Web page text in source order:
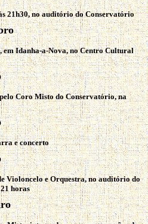
21h30, no auditório do Conservatório
em Idanha-a-Nova, no Centro Cultural
Coro Misto do Conservatório, na
e concerto
Violoncelo e Orquestra, no auditório do
horas